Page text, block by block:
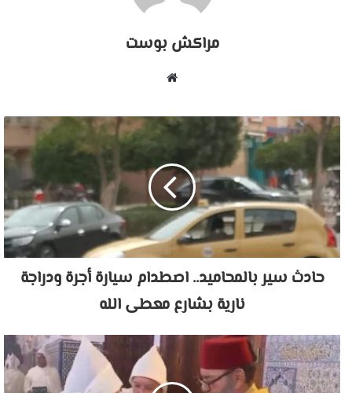
مراكش بوست
حادث سير بالمحاميد.. اصطدام سيارة أجرة ودراجة
نارية بشارع معطى الله